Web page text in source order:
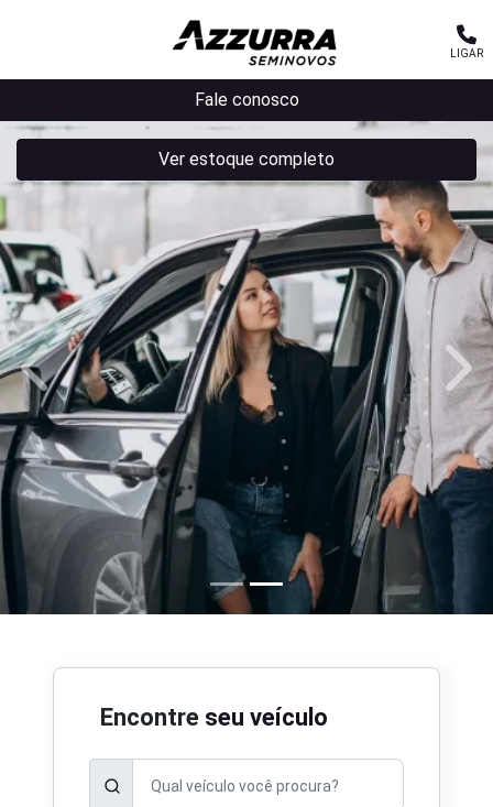
LIGAR
Fale conosco
Ver estoque completo
templates.template-
Encontre seu veículo